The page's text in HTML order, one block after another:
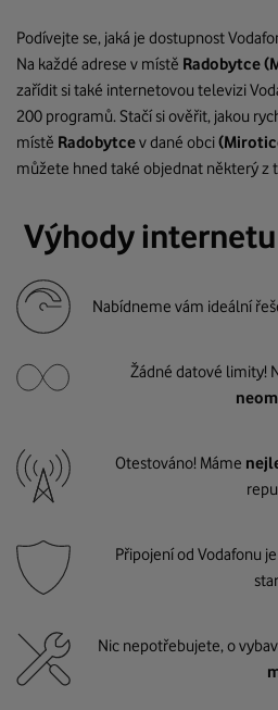
Podívejte se, jaká je dostupnost
Na každé adrese v místě Radobytce
zařídit si také internetovou televizi
200 programů. Stačí si ověřit, jakou
místě Radobytcev dané obci
můžete hned také objednat některý z
Výhody
Nabídneme vám ideální
Žádné datové limity!
Otestováno! Máme
Připojení od Vodafonu je
Nic nepotřebujete, o